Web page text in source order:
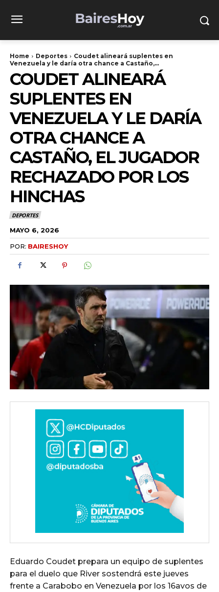
Home Deportes
Coudet alineará suplentes en
Venezuela y le daría otra chance a Castaño,...
COUDET ALINEARÁ
SUPLENTES EN
VENEZUELA Y LE DARÍA
OTRA CHANCE A
CASTAÑO, EL JUGADOR
RECHAZADO POR LOS
HINCHAS
DEPORTES
MAYO 6, 2026
POR: BAIRESHOY
Eduardo Coudet prepara un equipo de suplentes
para el duelo que River sostendrá este jueves
frente a Carabobo en Venezuela por los 16avos de